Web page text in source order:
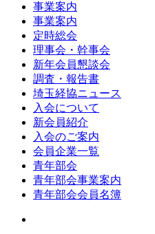
事業案内
事業案内
定時総会
理事会・幹事会
新年会員懇談会
調査・報告書
埼玉経協ニュース
入会について
新会員紹介
入会のご案内
会員企業一覧
青年部会
青年部会事業案内
青年部会会員名簿